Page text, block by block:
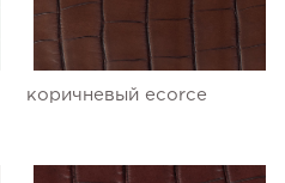
коричневый ecorce
Kunz
Dubuis